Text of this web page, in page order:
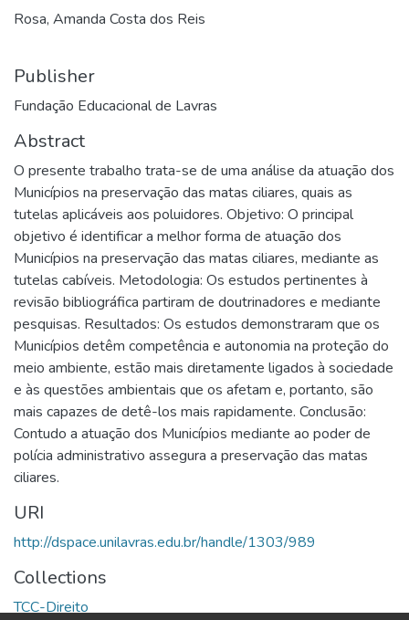
Rosa, Amanda Costa dos Reis
Publisher
Fundação Educacional de Lavras
Abstract
O presente trabalho trata-se de uma análise da atuação dos
Municípios na preservação das matas ciliares, quais as
tutelas aplicáveis aos poluidores. Objetivo: O principal
objetivo é identificar a melhor forma de atuação dos
Municípios na preservação das matas ciliares, mediante as
tutelas cabíveis. Metodologia: Os estudos pertinentes à
revisão bibliográfica partiram de doutrinadores e mediante
pesquisas. Resultados: Os estudos demonstraram que os
Municípios detêm competência e autonomia na proteção do
meio ambiente, estão mais diretamente ligados à sociedade
e às questões ambientais que os afetam e, portanto, são
mais capazes de detê-los mais rapidamente. Conclusão:
Contudo a atuação dos Municípios mediante ao poder de
polícia administrativo assegura a preservação das matas
ciliares.
URI
http://dspace.unilavras.edu.br/handle/1303/989
Collections
TCC-Direito